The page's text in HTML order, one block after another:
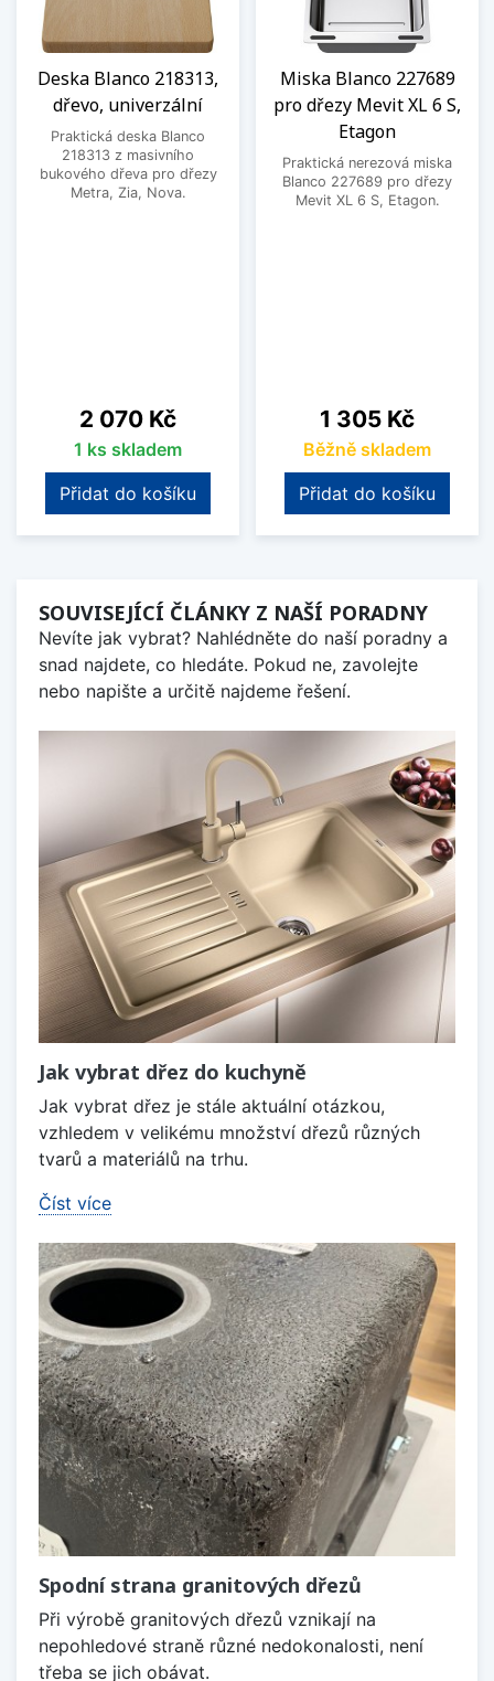
Deska Blanco 218313,
dřevo, univerzální
Praktická deska Blanco
218313 z masivního
bukového dřeva pro dřezy
Metra, Zia, Nova.
Cena
2 070 Kč
1 ks skladem
Přidat do košíku
Miska Blanco 227689
pro dřezy Mevit XL 6 S,
Etagon
Praktická nerezová miska
Blanco 227689 pro dřezy
Mevit XL 6 S, Etagon.
Cena
1 305 Kč
Běžně skladem
Přidat do košíku
SOUVISEJÍCÍ ČLÁNKY Z NAŠÍ PORADNY
Nevíte jak vybrat? Nahlédněte do naší poradny a
snad najdete, co hledáte. Pokud ne, zavolejte
nebo napište a určitě najdeme řešení.
Jak vybrat dřez do kuchyně
Jak vybrat dřez je stále aktuální otázkou,
vzhledem v velikému množství dřezů různých
tvarů a materiálů na trhu.
Číst více
Spodní strana granitových dřezů
Při výrobě granitových dřezů vznikají na
nepohledové straně různé nedokonalosti, není
třeba se jich obávat.